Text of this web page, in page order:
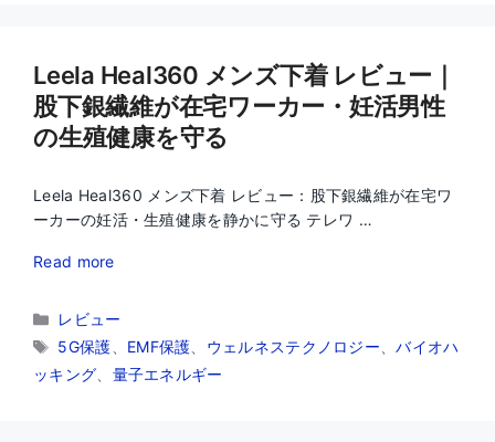
Leela Heal360 メンズ下着 レビュー｜
股下銀繊維が在宅ワーカー・妊活男性
の生殖健康を守る
Leela Heal360 メンズ下着 レビュー：股下銀繊維が在宅ワ
ーカーの妊活・生殖健康を静かに守る テレワ …
Read more
カ
テ
リ
レビュー
タ
グ
5G保護 EMF保護 ウェルネステクノロジー 、バイオハ
ッキング
量子エネルギー